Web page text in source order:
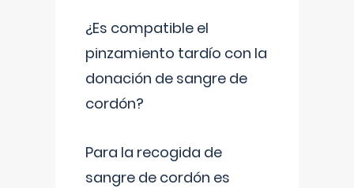
¿Es compatible el
pinzamiento tardío con la
donación de sangre de
cordón?
Para la recogida de
sangre de cordón es